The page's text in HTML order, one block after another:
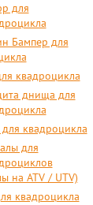
для
Бампер для
квадроцикла
днища для
квадроцикла
для
на ATV / UTV)
квадроцикла